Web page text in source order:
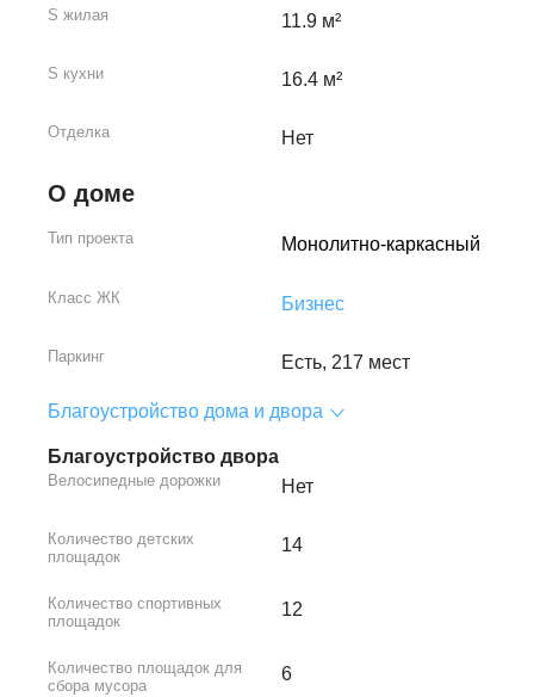
S жилая 11.9 м²
S кухни 16.4 м²
Отделка Нет
О доме
Тип проекта Монолитно-каркасный
Класс ЖК Бизнес
Паркинг Есть, 217 мест
Благоустройство дома и двора
Благоустройство двора
Велосипедные дорожки Нет
Количество детских
площадок
14
Количество спортивных
площадок
12
Количество площадок для
сбора мусора
6